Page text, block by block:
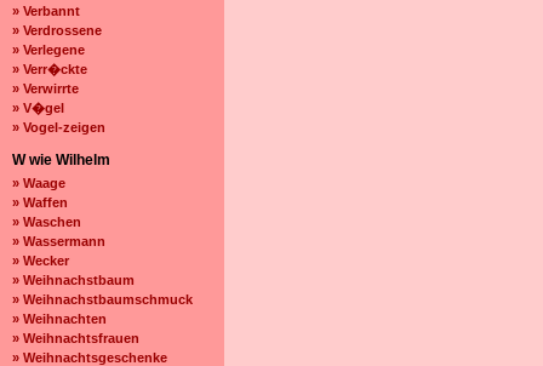
» Verbannt
» Verdrossene
» Verlegene
» Verr�ckte
» Verwirrte
» V�gel
» Vogel-zeigen
W wie Wilhelm
» Waage
» Waffen
» Waschen
» Wassermann
» Wecker
» Weihnachstbaum
» Weihnachstbaumschmuck
» Weihnachten
» Weihnachtsfrauen
» Weihnachtsgeschenke